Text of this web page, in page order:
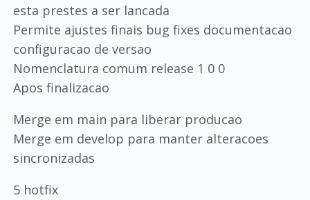
esta prestes a ser lancada
Permite ajustes finais bug fixes documentacao
configuracao de versao
Nomenclatura comum release 1 0 0
Apos finalizacao
Merge em main para liberar producao
Merge em develop para manter alteracoes
sincronizadas
5 hotfix